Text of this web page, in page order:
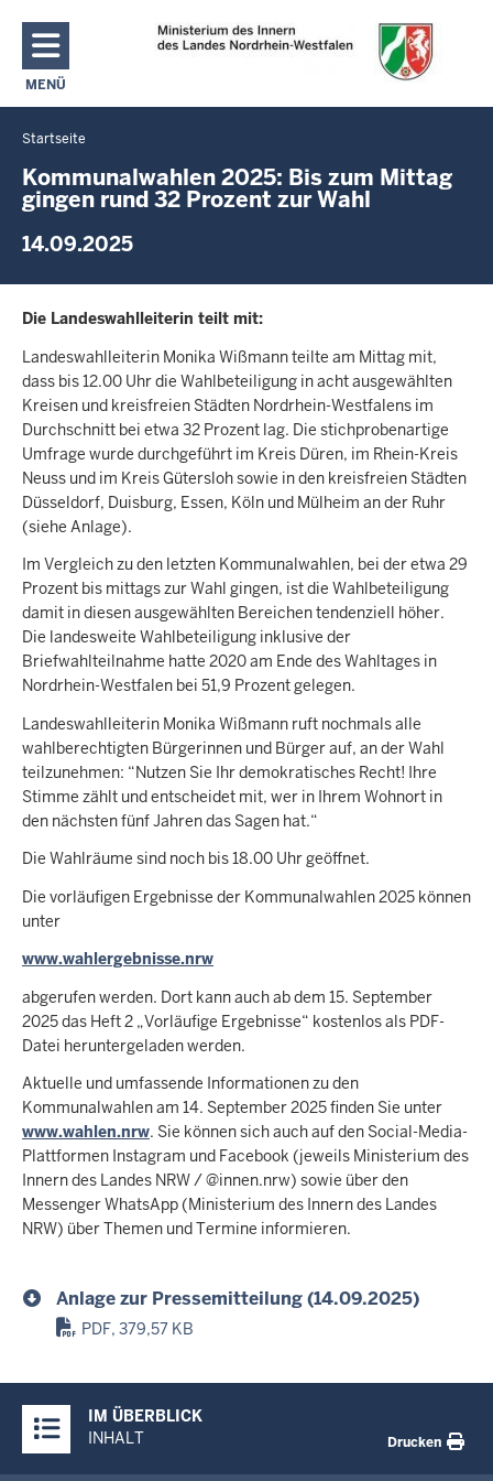
Direkt zum Inhalt
MENÜ
NAVIGATION AKTIVIEREN/DEAKTIVIEREN: MAIN MENU
Sie
befinden
sich
Startseite
Kommunalwahlen 2025: Bis zum Mittag
gingen rund 32 Prozent zur Wahl
14.09.2025
Die Landeswahlleiterin teilt mit:
Landeswahlleiterin Monika Wißmann teilte am Mittag mit,
dass bis 12.00 Uhr die Wahlbeteiligung in acht ausgewählten
Kreisen und kreisfreien Städten Nordrhein-Westfalens im
Durchschnitt bei etwa 32 Prozent lag. Die stichprobenartige
Umfrage wurde durchgeführt im Kreis Düren, im Rhein-Kreis
Neuss und im Kreis Gütersloh sowie in den kreisfreien Städten
Düsseldorf, Duisburg, Essen, Köln und Mülheim an der Ruhr
(siehe Anlage).
Im Vergleich zu den letzten Kommunalwahlen, bei der etwa 29
Prozent bis mittags zur Wahl gingen, ist die Wahlbeteiligung
damit in diesen ausgewählten Bereichen tendenziell höher.
Die landesweite Wahlbeteiligung inklusive der
Briefwahlteilnahme hatte 2020 am Ende des Wahltages in
Nordrhein-Westfalen bei 51,9 Prozent gelegen.
Landeswahlleiterin Monika Wißmann ruft nochmals alle
wahlberechtigten Bürgerinnen und Bürger auf, an der Wahl
teilzunehmen: “Nutzen Sie Ihr demokratisches Recht! Ihre
Stimme zählt und entscheidet mit, wer in Ihrem Wohnort in
den nächsten fünf Jahren das Sagen hat.“
Die Wahlräume sind noch bis 18.00 Uhr geöffnet.
Die vorläufigen Ergebnisse der Kommunalwahlen 2025 können
unter
www.wahlergebnisse.nrw
abgerufen werden. Dort kann auch ab dem 15. September
2025 das Heft 2 „Vorläufige Ergebnisse“ kostenlos als PDF-
Datei heruntergeladen werden.
Aktuelle und umfassende Informationen zu den
Kommunalwahlen am 14. September 2025 finden Sie unter
www.wahlen.nrw. Sie können sich auch auf den Social-Media-
Plattformen Instagram und Facebook (jeweils Ministerium des
Innern des Landes NRW / @innen.nrw) sowie über den
Messenger WhatsApp (Ministerium des Innern des Landes
NRW) über Themen und Termine informieren.
Anlage zur Pressemitteilung (14.09.2025)
PDF, 379,57 KB
Inhalte
IM ÜBERBLICK
INHALT
Drucken